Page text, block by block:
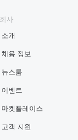
회사
소개
채용 정보
뉴스룸
이벤트
마켓플레이스
고객 지원